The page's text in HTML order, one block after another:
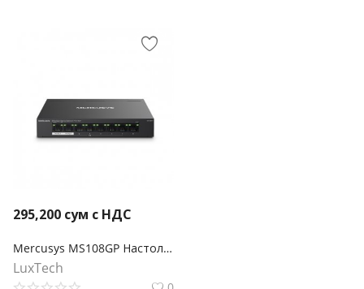
295,200 сум с НДС
Mercusys MS108GP Настольный коммутатор с 8 гигабитными портами (7 портов PoE+)
LuxTech